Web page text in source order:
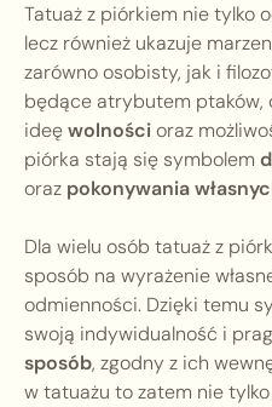
Tatuaż z piórkiem nie tylko
lecz również ukazuje
zarówno osobisty, jak i
będące atrybutem ptaków,
ideęwolnościoraz
piórka stają się symbolem
oraz pokonywania
Dla wielu osób tatuaż z
sposób na wyrażenie
odmienności. Dzięki temu
swoją indywidualność i
sposób, zgodny z ich
w tatuażu to zatem nie